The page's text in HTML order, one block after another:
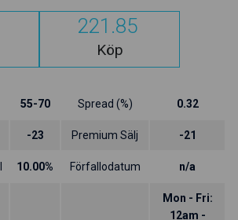
221.85
Köp
55-70 Spread (%) 0.32
-23 Premium Sälj -21
10.00% Förfallodatum n/a
Mon - Fri:
12am -